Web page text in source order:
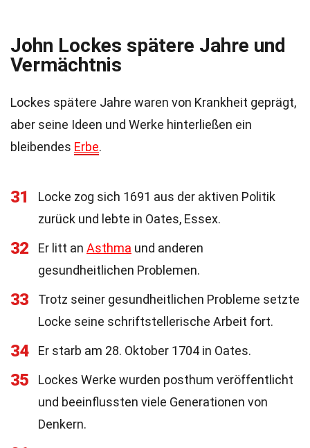
John Lockes spätere Jahre und
Vermächtnis
Lockes spätere Jahre waren von Krankheit geprägt,
aber seine Ideen und Werke hinterließen ein
bleibendes Erbe.
31
Locke zog sich 1691 aus der aktiven Politik
zurück und lebte in Oates, Essex.
32 Er litt an Asthma und anderen
gesundheitlichen Problemen.
33
Trotz seiner gesundheitlichen Probleme setzte
Locke seine schriftstellerische Arbeit fort.
34 Er starb am 28. Oktober 1704 in Oates.
35
Lockes Werke wurden posthum veröffentlicht
und beeinflussten viele Generationen von
Denkern.